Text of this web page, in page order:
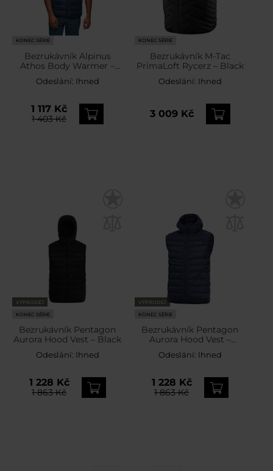
KONEC SÉRIE
Bezrukávník Alpinus
Athos Body Warmer –
Navy
Odeslání: Ihned
1 117 Kč
1 403 Kč
KONEC SÉRIE
Bezrukávník M-Tac
PrimaLoft Rycerz – Black
Odeslání: Ihned
3 009 Kč
VÝPRODEJ
KONEC SÉRIE
Bezrukávník Pentagon
Aurora Hood Vest – Black
Odeslání: Ihned
1 228 Kč
1 863 Kč
VÝPRODEJ
KONEC SÉRIE
Bezrukávník Pentagon
Aurora Hood Vest –
Midnight Blue
Odeslání: Ihned
1 228 Kč
1 863 Kč